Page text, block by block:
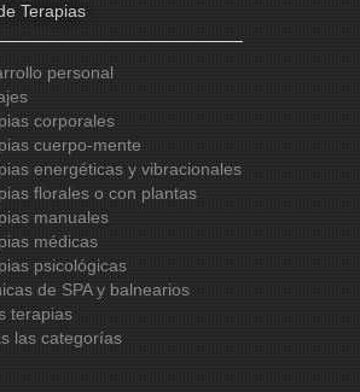
Terapias
personal
corporales
cuerpo-mente
energéticas y vibracionales
florales o con plantas
manuales
médicas
psicológicas
de SPA y balnearios
terapias
las categorías